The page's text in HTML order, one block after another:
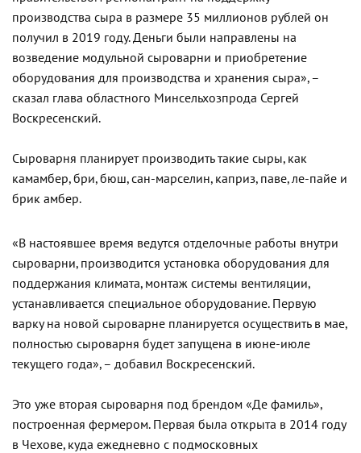
производства сыра в размере 35 миллионов рублей он
получил в 2019 году. Деньги были направлены на
возведение модульной сыроварни и приобретение
оборудования для производства и хранения сыра», –
сказал глава областного Минсельхозпрода Сергей
Воскресенский.
Сыроварня планирует производить такие сыры, как
камамбер, бри, бюш, сан-марселин, каприз, паве, ле-пайе и
брик амбер.
«В настоявшее время ведутся отделочные работы внутри
сыроварни, производится установка оборудования для
поддержания климата, монтаж системы вентиляции,
устанавливается специальное оборудование. Первую
варку на новой сыроварне планируется осуществить в мае,
полностью сыроварня будет запущена в июне-июле
текущего года», – добавил Воскресенский.
Это уже вторая сыроварня под брендом «Де фамиль»,
построенная фермером. Первая была открыта в 2014 году
в Чехове, куда ежедневно с подмосковных